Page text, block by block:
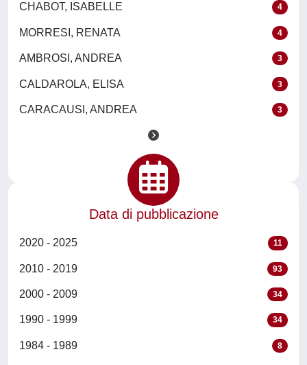
CHABOT, ISABELLE 4
MORRESI, RENATA 4
AMBROSI, ANDREA 3
CALDAROLA, ELISA 3
CARACAUSI, ANDREA 3
Data di pubblicazione
2020 - 2025 11
2010 - 2019 93
2000 - 2009 34
1990 - 1999 34
1984 - 1989 8